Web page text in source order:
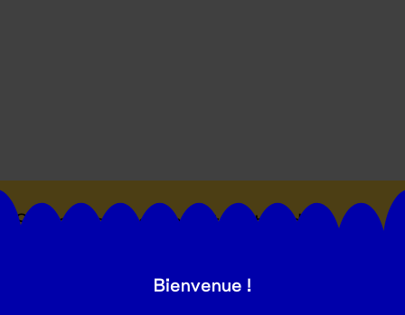
Suivez toutes les actualités du
Bienvenue !